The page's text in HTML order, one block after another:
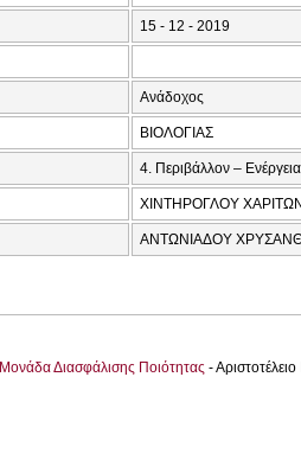
15 - 12 - 2019
Ανάδοχος
ΒΙΟΛΟΓΙΑΣ
4. Περιβάλλον – Ενέργεια
ΧΙΝΤΗΡΟΓΛΟΥ
ΑΝΤΩΝΙΑΔΟΥ
Μονάδα Διασφάλισης Ποιότητας -